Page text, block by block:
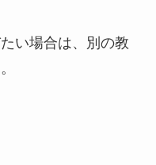
い場合は、別の教